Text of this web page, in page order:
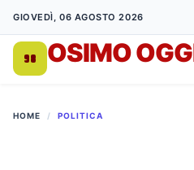
GIOVEDÌ, 06 AGOSTO 2026
OSIMO
HOME / POLITICA